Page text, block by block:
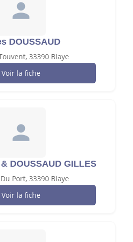
DOUSSAUD
33390 Blaye
Voir la fiche
DOUSSAUD GILLES
Port, 33390 Blaye
Voir la fiche